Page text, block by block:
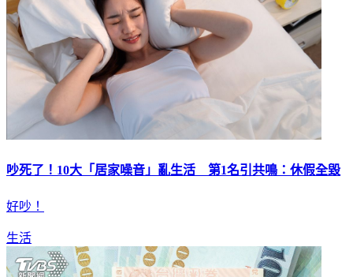
吵死了！10大「居家噪音」亂生活 第1名引共鳴：休假全毀
好吵！
生活